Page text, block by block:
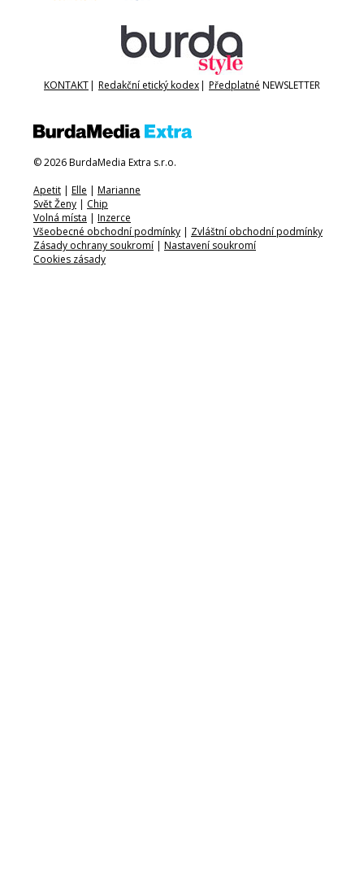
KONTAKT| Redakční etický kodex| Předplatné NEWSLETTER
© 2026 BurdaMedia Extra s.r.o.
Apetit | Elle | Marianne
Svět Ženy | Chip
Volná místa | Inzerce
Všeobecné obchodní podmínky | Zvláštní obchodní podmínky
Zásady ochrany soukromí | Nastavení soukromí
Cookies zásady